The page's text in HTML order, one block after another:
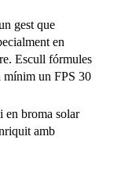
gest que
en
Escull fórmules
mínim un FPS 30
en broma solar
amb